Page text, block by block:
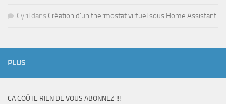
Cyril dans Création d’un thermostat virtuel sous Home Assistant
PLUS
CA COÛTE RIEN DE VOUS ABONNEZ !!!